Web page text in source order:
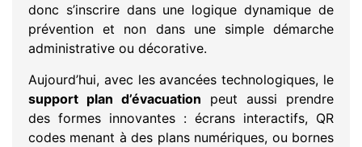
donc s’inscrire dans une logique dynamique de
prévention et non dans une simple démarche
administrative ou décorative.
Aujourd’hui, avec les avancées technologiques, le
support plan d’évacuation peut aussi prendre
des formes innovantes : écrans interactifs, QR
codes menant à des plans numériques, ou bornes